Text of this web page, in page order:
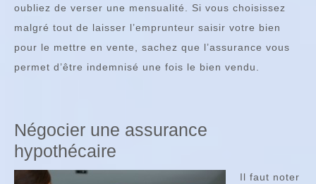
oubliez de verser une mensualité. Si vous choisissez
malgré tout de laisser l’emprunteur saisir votre bien
pour le mettre en vente, sachez que l’assurance vous
permet d’être indemnisé une fois le bien vendu.
Négocier une assurance
hypothécaire
Il faut noter